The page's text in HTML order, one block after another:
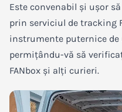
Este convenabil și ușor
prin serviciul de tracking
instrumente puternice
permițându-vă să
FANbox și alți curieri.